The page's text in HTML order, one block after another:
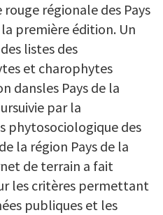
régionale des Pays
première édition. Un
listes des
et charophytes
dansles Pays de la
par la
phytosociologique des
la région Pays de la
de terrain a fait
les critères permettant
publiques et les